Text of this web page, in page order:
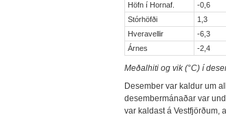
Höfn í Hornaf.
-0,6
Stórhöfði
1,3
Hveravellir
-6,3
Árnes
-2,4
Meðalhiti og vik (°C) í
Desember var kaldur um
desembermánaðar var
var kaldast á Vestfjörðum,